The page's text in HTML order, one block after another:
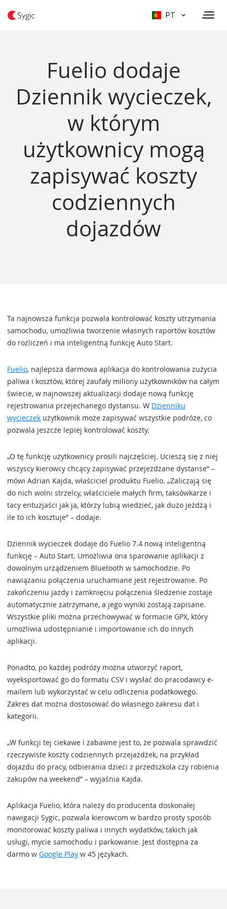
PT
Fuelio dodaje
Dziennik wycieczek,
w którym
użytkownicy mogą
zapisywać koszty
codziennych
dojazdów
Ta najnowsza funkcja pozwala kontrolować koszty utrzymania
samochodu, umożliwia tworzenie własnych raportów kosztów
do rozliczeń i ma inteligentną funkcję Auto Start.
Fuelio, najlepsza darmowa aplikacja do kontrolowania zużycia
paliwa i kosztów, której zaufały miliony użytkowników na całym
świecie, w najnowszej aktualizacji dodaje nową funkcję
rejestrowania przejechanego dystansu. W Dzienniku
wycieczek użytkownik może zapisywać wszystkie podróże, co
pozwala jeszcze lepiej kontrolować koszty.
„O tę funkcję użytkownicy prosili najczęściej. Ucieszą się z niej
wszyscy kierowcy chcący zapisywać przejeżdżane dystanse” –
mówi Adrian Kajda, właściciel produktu Fuelio. „Zaliczają się
do nich wolni strzelcy, właściciele małych firm, taksówkarze i
tacy entuzjaści jak ja, którzy lubią wiedzieć, jak dużo jeżdżą i
ile to ich kosztuje” – dodaje.
Dziennik wycieczek dodaje do Fuelio 7.4 nową inteligentną
funkcję – Auto Start. Umożliwia ona sparowanie aplikacji z
dowolnym urządzeniem Bluetooth w samochodzie. Po
nawiązaniu połączenia uruchamiane jest rejestrowanie. Po
zakończeniu jazdy i zamknięciu połączenia śledzenie zostaje
automatycznie zatrzymane, a jego wyniki zostają zapisane.
Wszystkie pliki można przechowywać w formacie GPX, który
umożliwia udostępnianie i importowanie ich do innych
aplikacji.
Ponadto, po każdej podróży można utworzyć raport,
wyeksportować go do formatu CSV i wysłać do pracodawcy e-
mailem lub wykorzystać w celu odliczenia podatkowego.
Zakres dat można dostosować do własnego zakresu dat i
kategorii.
„W funkcji tej ciekawe i zabawne jest to, że pozwala sprawdzić
rzeczywiste koszty codziennych przejażdżek, na przykład
dojazdu do pracy, odbierania dzieci z przedszkola czy robienia
zakupów na weekend” – wyjaśnia Kajda.
Aplikacja Fuelio, która należy do producenta doskonałej
nawigacji Sygic, pozwala kierowcom w bardzo prosty sposób
monitorować koszty paliwa i innych wydatków, takich jak
usługi, mycie samochodu i parkowanie. Jest dostępna za
darmo w Google Play w 45 językach.